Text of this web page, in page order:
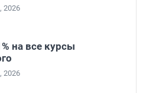
2026
на все курсы
2026